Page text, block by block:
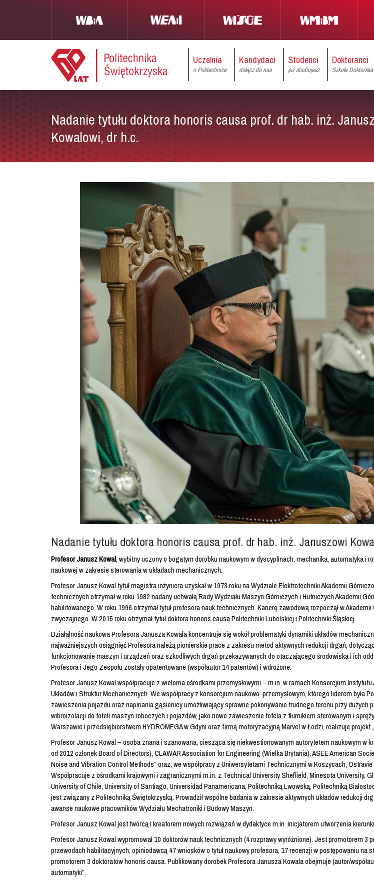
Uczelnia
o Politechnice
Kandydaci
dołącz do nas
Studenci
już studiujesz
Doktoranci
Szkoła Doktorska
Nadanie tytułu doktora honoris causa prof. dr hab. inż.
Kowalowi, dr h.c.
Nadanie tytułu doktora honoris causa prof. dr hab. inż. Januszowi
Profesor Janusz Kowal, wybitny uczony o bogatym dorobku naukowym w dyscyplinach: mechanika, automatyka i
naukowej w zakresie sterowania w układach mechanicznych.
Profesor Janusz Kowal tytuł magistra inżyniera uzyskał w 1973 roku na Wydziale Elektrotechniki Akademii
technicznych otrzymał w roku 1982 nadany uchwałą Rady Wydziału Maszyn Górniczych i Hutniczych Akademii
habilitowanego. W roku 1996 otrzymał tytuł profesora nauk technicznych. Karierę zawodową rozpoczął w
zwyczajnego. W 2015 roku otrzymał tytuł doktora honoris causa Politechniki Lubelskiej i Politechniki Śląskiej.
Działalność naukowa Profesora Janusza Kowala koncentruje się wokół problematyki dynamiki układów
najważniejszych osiągnięć Profesora należą pionierskie prace z zakresu metod aktywnych redukcji drgań,
funkcjonowanie maszyn i urządzeń oraz szkodliwych drgań przekazywanych do otaczającego środowiska i ich
Profesora i Jego Zespołu zostały opatentowane (współautor 14 patentów) i wdrożone.
Profesor Janusz Kowal współpracuje z wieloma ośrodkami przemysłowymi – m.in. w ramach Konsorcjum
Układów i Struktur Mechanicznych. We współpracy z konsorcjum naukowo-przemysłowym, którego liderem była
zawieszenia pojazdu oraz napinania gąsienicy umożliwiający sprawne pokonywanie trudnego terenu przy dużych
wibroizolacji do foteli maszyn roboczych i pojazdów, jako nowe zawieszenie fotela z tłumikiem sterowanym i
Warszawie i przedsiębiorstwem HYDROMEGA w Gdyni oraz firmą motoryzacyjną Marvel w Łodzi, realizuje
Profesor Janusz Kowal – osoba znana i szanowana, ciesząca się niekwestionowanym autorytetem naukowym w
od 2012 członek Board of Directors), CLAWAR Association for Engineering (Wielka Brytania), ASEE American
Noise and Vibration Control Methods” oraz, we współpracy z Uniwersytetami Technicznymi w Koszycach,
Współpracuje z ośrodkami krajowymi i zagranicznymi m.in. z Technical University Sheffield, Minesota University,
University of Chile, University of Santiago, Universidad Panamericana, Politechniką Lwowską, Politechniką
jest związany z Politechniką Świętokrzyską. Prowadził wspólne badania w zakresie aktywnych układów redukcji
awanse naukowe pracowników Wydziału Mechatroniki i Budowy Maszyn.
Profesor Janusz Kowal jest twórcą i kreatorem nowych rozwiązań w dydaktyce m.in. inicjatorem utworzenia
Profesor Janusz Kowal wypromował 10 doktorów nauk technicznych (4 rozprawy wyróżnione). Jest promotorem
przewodach habilitacyjnych; opiniodawcą 47 wniosków o tytuł naukowy profesora, 17 recenzji w postępowaniu
promotorem 3 doktoratów honoris causa. Publikowany dorobek Profesora Janusza Kowala obejmuje (autor/
automatyki”.